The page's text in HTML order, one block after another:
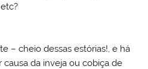
– cheio dessas estórias!, e há
da inveja ou cobiça de